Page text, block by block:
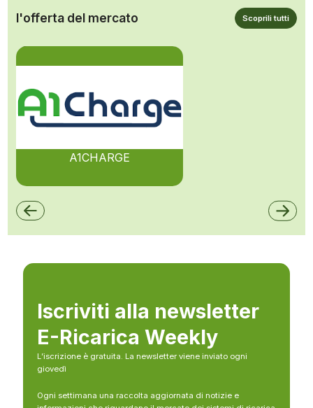
l'offerta del mercato Scoprili tutti
A1CHARGE
Iscriviti alla newsletter
E-Ricarica Weekly
L’iscrizione è gratuita. La newsletter viene inviato ogni
giovedì
Ogni settimana una raccolta aggiornata di notizie e